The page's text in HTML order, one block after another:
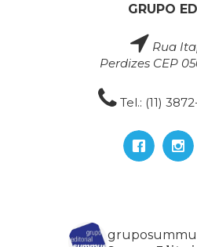
GRUPO
Rua
Perdizes CEP
Tel.: (11)